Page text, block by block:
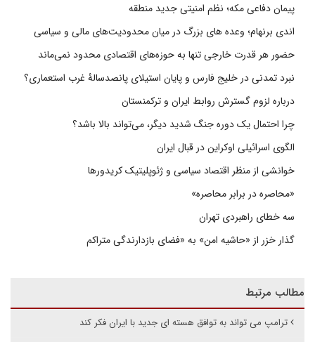
پیمان دفاعی مکه؛ نظم امنیتی جدید منطقه
اندی برنهام؛ وعده های بزرگ در میان محدودیت‌های مالی و سیاسی
حضور هر قدرت خارجی تنها به حوزه‌های اقتصادی محدود نمی‌ماند
نبرد تمدنی در خلیج فارس و پایان استیلای پانصدسالۀ غرب استعماری؟
درباره لزوم گسترش روابط ایران و ترکمنستان
چرا احتمال یک دوره جنگ شدید دیگر، می‌تواند بالا باشد؟
الگوی اسرائیلی اوکراین در قبال ایران
خوانشی از منظر اقتصاد سیاسی و ژئوپلیتیک کریدورها
«محاصره در برابر محاصره»
سه خطای راهبردی تهران
گذار خزر از «حاشیه امن» به «فضای بازدارندگی متراکم
مطالب مرتبط
ترامپ می تواند به توافق هسته ای جدید با ایران فکر کند